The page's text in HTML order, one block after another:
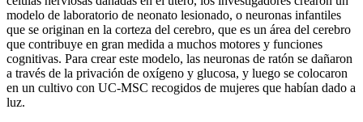
modelo de laboratorio de neonato lesionado, o neuronas infantiles
que se originan en la corteza del cerebro, que es un área del cerebro
que contribuye en gran medida a muchos motores y funciones
cognitivas. Para crear este modelo, las neuronas de ratón se dañaron
a través de la privación de oxígeno y glucosa, y luego se colocaron
en un cultivo con UC-MSC recogidos de mujeres que habían dado a
luz.